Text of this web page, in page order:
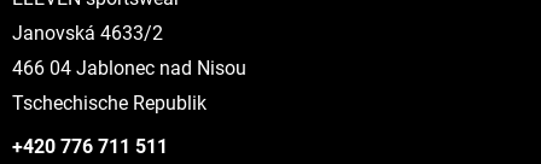
Janovská 4633/2
466 04 Jablonec nad Nisou
Tschechische Republik
+420 776 711 511